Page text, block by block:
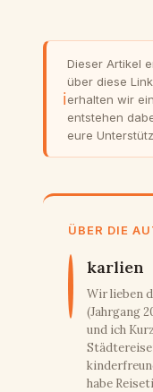
ℹ
Dieser Artikel
über diese
erhalten wir
entstehen
eure
ÜBER DIE
karlien
Wir lieben
(Jahrgang
und ich
habe